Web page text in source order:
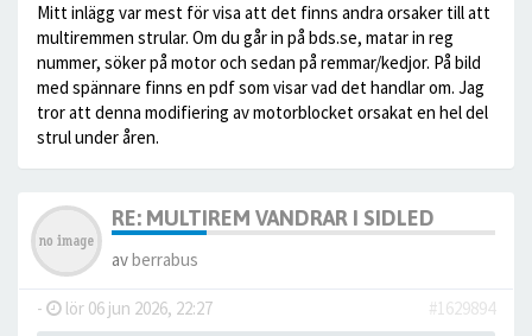
Mitt inlägg var mest för visa att det finns andra orsaker till att
multiremmen strular. Om du går in på bds.se, matar in reg
nummer, söker på motor och sedan på remmar/kedjor. På bild
med spännare finns en pdf som visar vad det handlar om. Jag
tror att denna modifiering av motorblocket orsakat en hel del
strul under åren.
RE: MULTIREM VANDRAR I SIDLED
avberrabus
- lör 06 jun 2026, 22:27
#1629894